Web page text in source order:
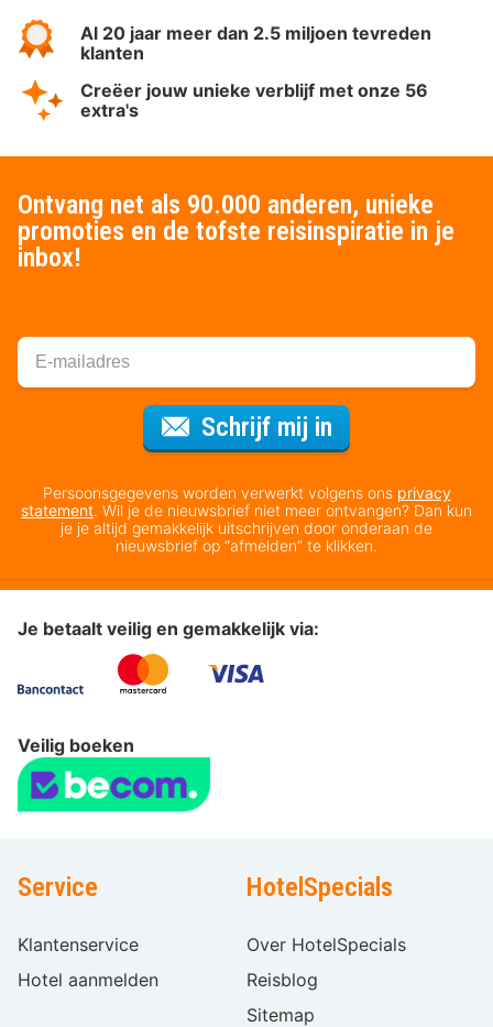
Al 20 jaar meer dan 2.5 miljoen tevreden
klanten
Creëer jouw unieke verblijf met onze 56
extra's
Ontvang net als 90.000 anderen, unieke
promoties en de tofste reisinspiratie in je
inbox!
Schrijf mij in
Persoonsgegevens worden verwerkt volgens ons privacy
statement. Wil je de nieuwsbrief niet meer ontvangen? Dan kun
je je altijd gemakkelijk uitschrijven door onderaan de
nieuwsbrief op “afmelden” te klikken.
Je betaalt veilig en gemakkelijk via:
Veilig boeken
Service
Klantenservice
Hotel aanmelden
HotelSpecials
Over HotelSpecials
Reisblog
Sitemap